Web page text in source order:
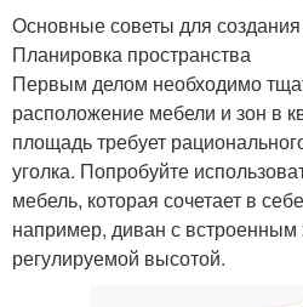
Основные советы для создания
Планировка пространства
Первым делом необходимо
расположение мебели и зон в
площадь требует
уголка. Попробуйте
мебель, которая сочетает в
например, диван с встроенным
регулируемой высотой.